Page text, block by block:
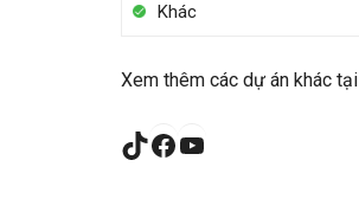
Khác
Xem thêm các dự án khác tại
TikTok
Facebook